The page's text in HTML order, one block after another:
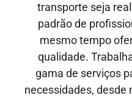
transporte seja
padrão de
mesmo tempo
qualidade.
gama de serviços
necessidades, desde